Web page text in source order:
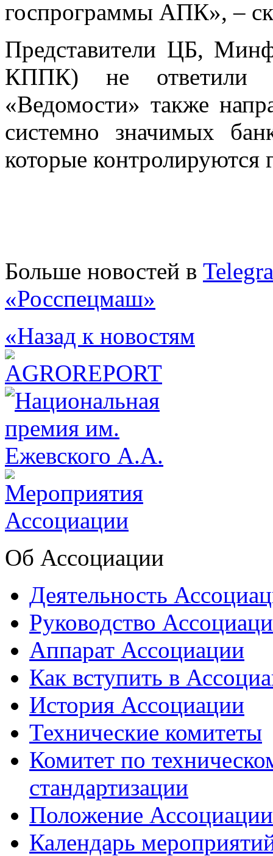
госпрограммы АПК», –
Представители ЦБ,
КППК) не ответили
«Ведомости» также
системно значимых
которые контролируются
Больше новостей в
«Росспецмаш»
«Назад к новостям
Об Ассоциации
Деятельность
Руководство
Аппарат Ассоциации
Как вступить в
История Ассоциации
Технические комитеты
Комитет по
стандартизации
Положение
Календарь